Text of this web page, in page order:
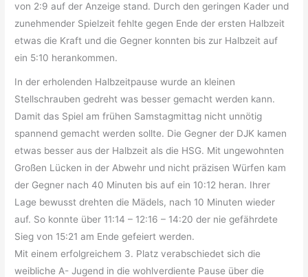
von 2:9 auf der Anzeige stand. Durch den geringen Kader und
zunehmender Spielzeit fehlte gegen Ende der ersten Halbzeit
etwas die Kraft und die Gegner konnten bis zur Halbzeit auf
ein 5:10 herankommen.
In der erholenden Halbzeitpause wurde an kleinen
Stellschrauben gedreht was besser gemacht werden kann.
Damit das Spiel am frühen Samstagmittag nicht unnötig
spannend gemacht werden sollte. Die Gegner der DJK kamen
etwas besser aus der Halbzeit als die HSG. Mit ungewohnten
Großen Lücken in der Abwehr und nicht präzisen Würfen kam
der Gegner nach 40 Minuten bis auf ein 10:12 heran. Ihrer
Lage bewusst drehten die Mädels, nach 10 Minuten wieder
auf. So konnte über 11:14 – 12:16 – 14:20 der nie gefährdete
Sieg von 15:21 am Ende gefeiert werden.
Mit einem erfolgreichem 3. Platz verabschiedet sich die
weibliche A- Jugend in die wohlverdiente Pause über die